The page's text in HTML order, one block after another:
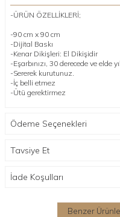
-ÜRÜN ÖZELLİKLERİ;
-90 cm x 90 cm
-Dijital Baskı
-Kenar Dikişleri: El Dikişidir
-Eşarbınızı, 30 derecede ve elde
-Sererek kurutunuz.
-İç belli etmez
-Ütü gerektirmez
Ödeme Seçenekleri
Tavsiye Et
İade Koşulları
Benzer